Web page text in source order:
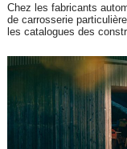
Chez les fabricants
de carrosserie
les catalogues des